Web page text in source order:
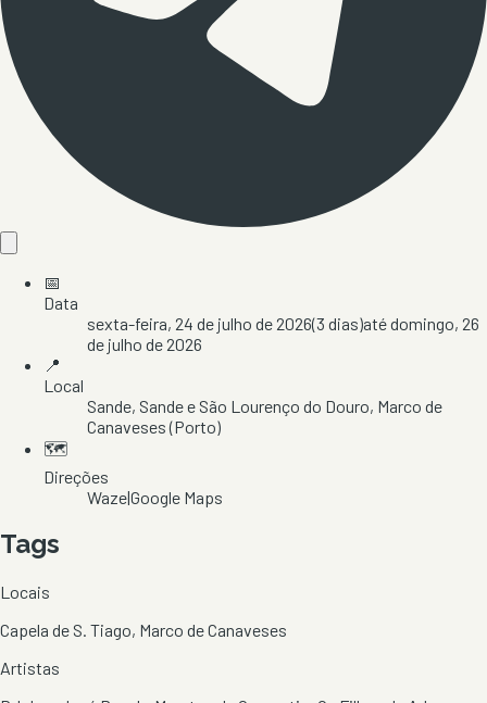
📅
Data
sexta-feira, 24 de julho de 2026(3 dias)atédomingo, 26
de julho de 2026
📍
Local
Sande, Sande e São Lourenço do Douro, Marco de
Canaveses(Porto)
🗺️
Direções
Waze|Google Maps
Tags
Locais
Capela de S. Tiago, Marco de Canaveses
Artistas